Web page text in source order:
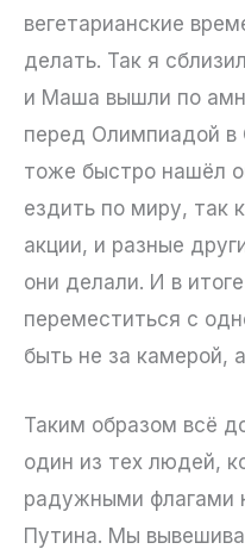
вегетарианские
делать. Так я
и Маша вышли по
перед Олимпиадой в
тоже быстро нашёл
ездить по миру, так
акции, и разные
они делали. И в
переместиться с
быть не за камерой,
Таким образом всё
один из тех людей,
радужными флагами
Путина. Мы